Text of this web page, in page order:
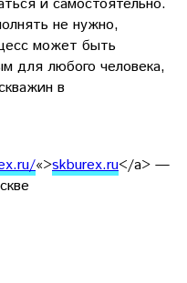
не нужно,
может быть
для любого человека,
в
«>skburex.ru</a> —